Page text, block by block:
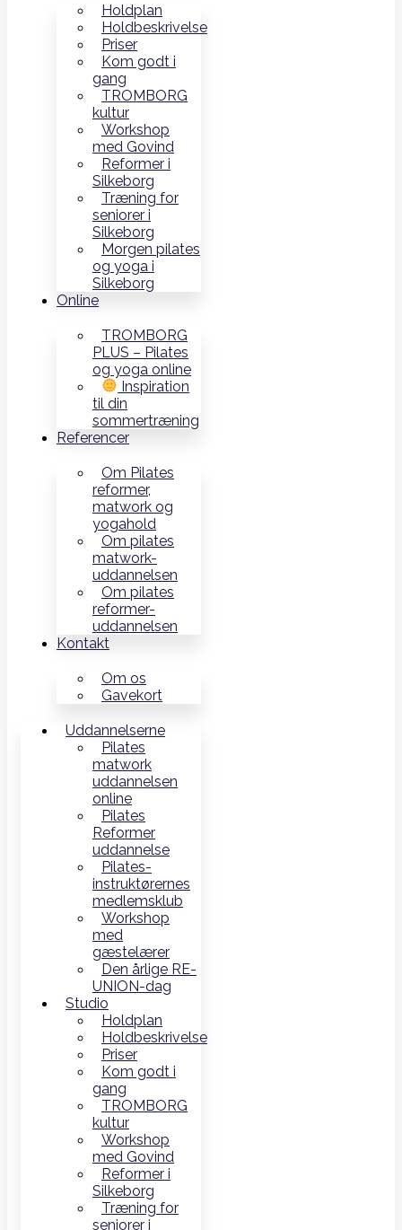
Holdplan
Holdbeskrivelse
Priser
Kom godt i
gang
TROMBORG
kultur
Workshop
med Govind
Reformer i
Silkeborg
Træning for
seniorer i
Silkeborg
Morgen pilates
og yoga i
Silkeborg
Online
TROMBORG
PLUS – Pilates
og yoga online
Inspiration
til din
sommertræning
Referencer
Om Pilates
reformer,
matwork og
yogahold
Om pilates
matwork-
uddannelsen
Om pilates
reformer-
uddannelsen
Kontakt
Om os
Gavekort
Uddannelserne
Pilates
matwork
uddannelsen
online
Pilates
Reformer
uddannelse
Pilates-
instruktørernes
medlemsklub
Workshop
med
gæstelærer
Den årlige RE-
UNION-dag
Studio
Holdplan
Holdbeskrivelse
Priser
Kom godt i
gang
TROMBORG
kultur
Workshop
med Govind
Reformer i
Silkeborg
Træning for
seniorer i